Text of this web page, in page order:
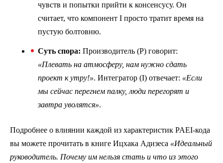
чувств и попытки прийти к консенсусу. Он
считает, что компонент I просто тратит время на
пустую болтовню.
Суть спора: Производитель (P) говорит:
«Плевать на атмосферу, нам нужно сдать
проект к утру!». Интегратор (I) отвечает: «Если
мы сейчас перегнем палку, люди перегорят и
завтра уволятся».
Подробнее о влиянии каждой из характеристик PAEI-кода
вы можете прочитать в книге Ицхака Адизеса «Идеальный
руководитель. Почему им нельзя стать и что из этого